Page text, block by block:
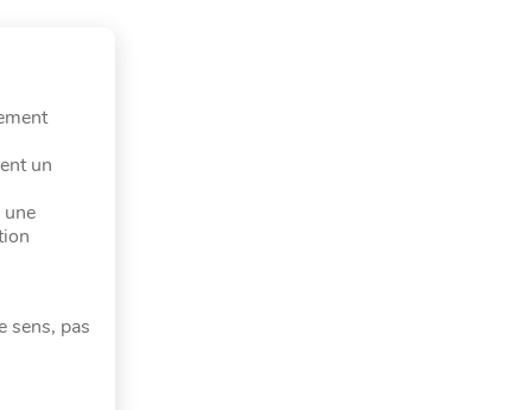
un
sens, pas